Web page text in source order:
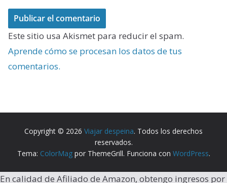
Este sitio usa Akismet para reducir el spam.
Aprende cómo se procesan los datos de tus
comentarios.
Copyright © 2026 Viajar despeina. Todos los derechos
reservados.
Tema: ColorMagpor ThemeGrill. Funciona con WordPress.
En calidad de Afiliado de Amazon, obtengo ingresos por